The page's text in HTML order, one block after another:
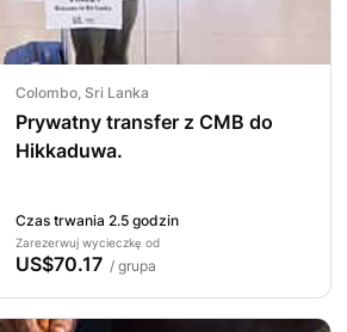
Colombo, Sri Lanka
Prywatny transfer z CMB do
Hikkaduwa.
Czas trwania 2.5 godzin
Zarezerwuj wycieczkę od
US$70.17 / grupa